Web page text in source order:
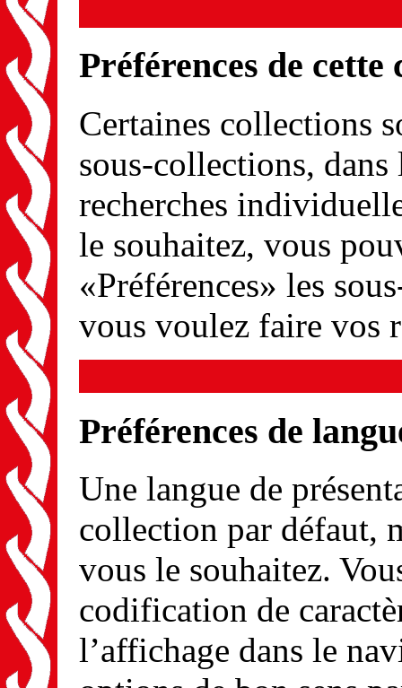
Préférences de cette
Certaines collections
sous-collections,
recherches
le souhaitez, vous
«Préférences» les
vous voulez faire vos
Préférences de
Une langue de
collection par défaut,
vous le souhaitez.
codification de
l’affichage dans le